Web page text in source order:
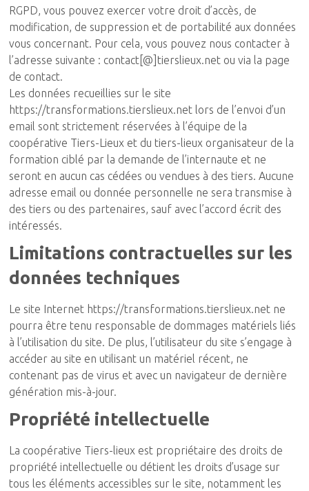
RGPD, vous pouvez exercer votre droit d’accès, de
modification, de suppression et de portabilité aux données
vous concernant. Pour cela, vous pouvez nous contacter à
l’adresse suivante : contact[@]tierslieux.net ou via la page
de contact.
Les données recueillies sur le site
https://transformations.tierslieux.net lors de l’envoi d’un
email sont strictement réservées à l’équipe de la
coopérative Tiers-Lieux et du tiers-lieux organisateur de la
formation ciblé par la demande de l’internaute et ne
seront en aucun cas cédées ou vendues à des tiers. Aucune
adresse email ou donnée personnelle ne sera transmise à
des tiers ou des partenaires, sauf avec l’accord écrit des
intéressés.
Limitations contractuelles sur les
données techniques
Le site Internet https://transformations.tierslieux.net ne
pourra être tenu responsable de dommages matériels liés
à l’utilisation du site. De plus, l’utilisateur du site s’engage à
accéder au site en utilisant un matériel récent, ne
contenant pas de virus et avec un navigateur de dernière
génération mis-à-jour.
Propriété intellectuelle
La coopérative Tiers-lieux est propriétaire des droits de
propriété intellectuelle ou détient les droits d’usage sur
tous les éléments accessibles sur le site, notamment les